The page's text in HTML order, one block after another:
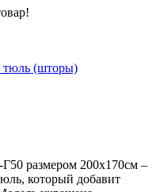
тюль (шторы)
размером 200х170см –
который добавит